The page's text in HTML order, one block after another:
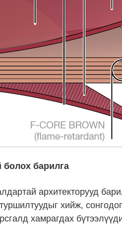
барилга
архитекторууд
хийж,
хамрагдах